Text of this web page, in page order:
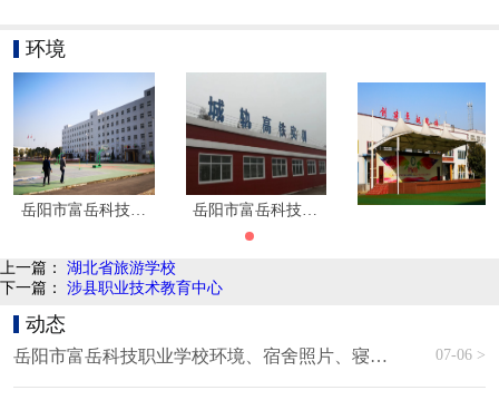
环境
岳阳市富岳科技职业学校 岳阳市富岳科技职业学校
上一篇： 湖北省旅游学校
下一篇： 涉县职业技术教育中心
动态
岳阳市富岳科技职业学校环境、宿舍照片、寝室环境、图片 07-06 >